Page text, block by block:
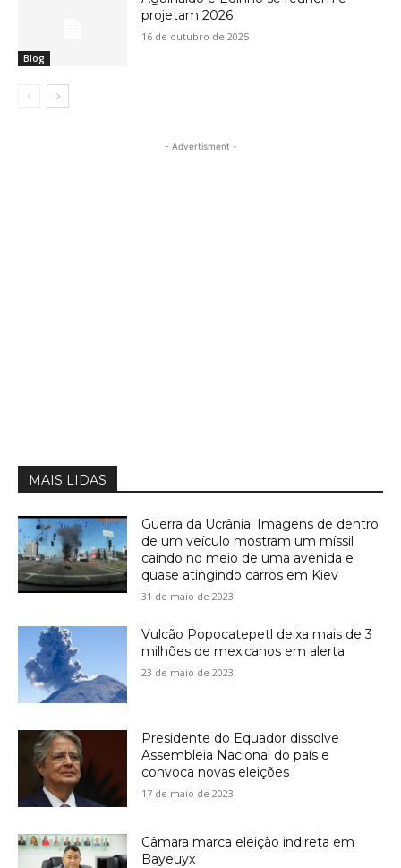
Blog
projetam 2026
16 de outubro de 2025
- Advertisment -
MAIS LIDAS
Guerra da Ucrânia: Imagens de dentro
de um veículo mostram um míssil
caindo no meio de uma avenida e
quase atingindo carros em Kiev
31 de maio de 2023
Vulcão Popocatepetl deixa mais de 3
milhões de mexicanos em alerta
23 de maio de 2023
Presidente do Equador dissolve
Assembleia Nacional do país e
convoca novas eleições
17 de maio de 2023
Câmara marca eleição indireta em
Bayeuyx